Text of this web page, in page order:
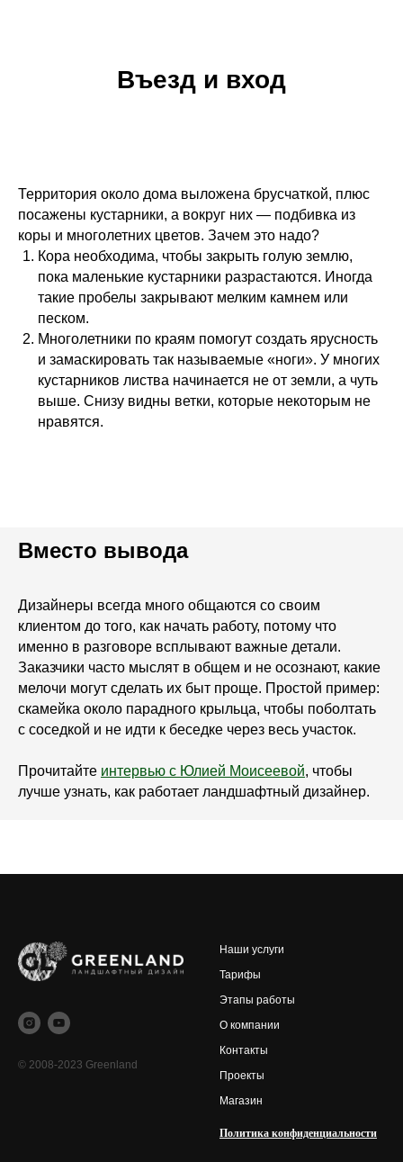
Въезд и вход
Территория около дома выложена брусчаткой, плюс
посажены кустарники, а вокруг них — подбивка из
коры и многолетних цветов. Зачем это надо?
Кора необходима, чтобы закрыть голую землю,
пока маленькие кустарники разрастаются. Иногда
такие пробелы закрывают мелким камнем или
песком.
Многолетники по краям помогут создать ярусность
и замаскировать так называемые «ноги». У многих
кустарников листва начинается не от земли, а чуть
выше. Снизу видны ветки, которые некоторым не
нравятся.
Вместо вывода
Дизайнеры всегда много общаются со своим
клиентом до того, как начать работу, потому что
именно в разговоре всплывают важные детали.
Заказчики часто мыслят в общем и не осознают, какие
мелочи могут сделать их быт проще. Простой пример:
скамейка около парадного крыльца, чтобы поболтать
с соседкой и не идти к беседке через весь участок.
Прочитайте интервью с Юлией Моисеевой, чтобы
лучше узнать, как работает ландшафтный дизайнер.
© 2008-2023 Greenland
Наши услуги
Тарифы
Этапы работы
О компании
Контакты
Проекты
Магазин
Политика конфиденциальности